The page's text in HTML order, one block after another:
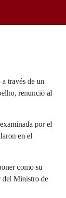
través de un
renunció al
por el
en el
como su
del Ministro de